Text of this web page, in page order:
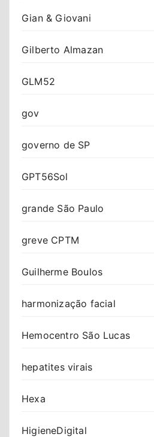
Gian & Giovani
Gilberto Almazan
GLM52
gov
governo de SP
GPT56Sol
grande São Paulo
greve CPTM
Guilherme Boulos
harmonização facial
Hemocentro São Lucas
hepatites virais
Hexa
HigieneDigital